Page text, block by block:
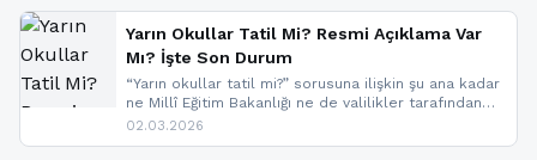
yapıldı. İşte son dakika meteoroloji gelişmeleri.
Yarın Okullar Tatil Mi? Resmi Açıklama Var
Mı? İşte Son Durum
“Yarın okullar tatil mi?” sorusuna ilişkin şu ana kadar
ne Millî Eğitim Bakanlığı ne de valilikler tarafından
yapılmış resmi bir tatil açıklaması bulunmamaktadır.
02.03.2026